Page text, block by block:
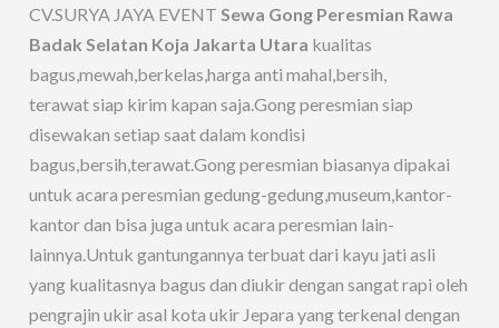
CV.SURYA JAYA EVENTSewa Gong Peresmian Rawa
Badak Selatan Koja Jakarta Utara kualitas
bagus,mewah,berkelas,harga anti mahal,bersih,
terawat siap kirim kapan saja.Gong peresmian siap
disewakan setiap saat dalam kondisi
bagus,bersih,terawat.Gong peresmian biasanya dipakai
untuk acara peresmian gedung-gedung,museum,kantor-
kantor dan bisa juga untuk acara peresmian lain-
lainnya.Untuk gantungannya terbuat dari kayu jati asli
yang kualitasnya bagus dan diukir dengan sangat rapi oleh
pengrajin ukir asal kota ukir Jepara yang terkenal dengan